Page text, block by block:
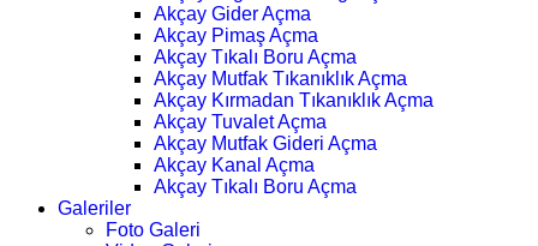
Akçay Gider Açma
Akçay Pimaş Açma
Akçay Tıkalı Boru Açma
Akçay Mutfak Tıkanıklık Açma
Akçay Kırmadan Tıkanıklık Açma
Akçay Tuvalet Açma
Akçay Mutfak Gideri Açma
Akçay Kanal Açma
Akçay Tıkalı Boru Açma
Galeriler
Foto Galeri